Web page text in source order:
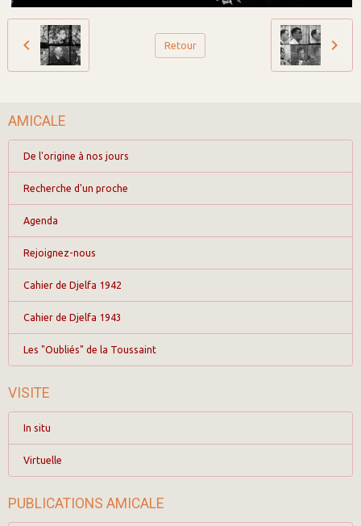
Retour
AMICALE
De l'origine à nos jours
Recherche d'un proche
Agenda
Rejoignez-nous
Cahier de Djelfa 1942
Cahier de Djelfa 1943
Les "Oubliés" de la Toussaint
VISITE
In situ
Virtuelle
PUBLICATIONS AMICALE